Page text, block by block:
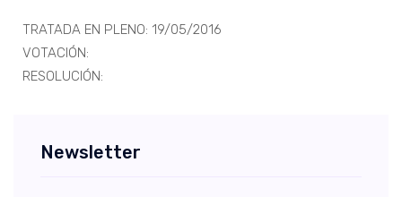
TRATADA EN PLENO: 19/05/2016
VOTACIÓN:
RESOLUCIÓN:
Newsletter